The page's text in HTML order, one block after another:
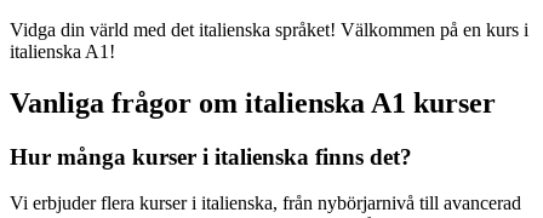
Vidga din värld med det italienska språket! Välkommen på en kurs i
italienska A1!
Vanliga frågor om italienska A1 kurser
Hur många kurser i italienska finns det?
Vi erbjuder flera kurser i italienska, från nybörjarnivå till avancerad